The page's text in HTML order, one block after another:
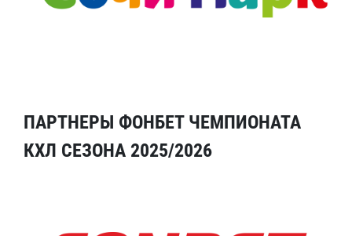
ПАРТНЕРЫ ФОНБЕТ ЧЕМПИОНАТА
КХЛ СЕЗОНА 2025/2026